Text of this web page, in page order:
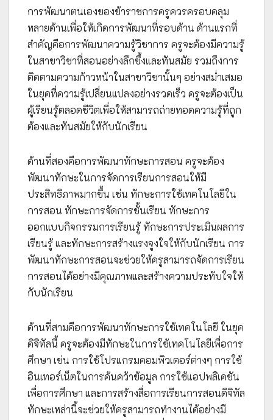
การพัฒนาตนเองของข้าราชการครูควรครอบคลุม
หลายด้านเพื่อให้เกิดการพัฒนาที่รอบด้าน ด้านแรกที่
สำคัญคือการพัฒนาความรู้วิชาการ ครูจะต้องมีความรู้
ในสาขาวิชาที่สอนอย่างลึกซึ้งและทันสมัย รวมถึงการ
ติดตามความก้าวหน้าในสาขาวิชานั้นๆ อย่างสม่ำเสมอ
ในยุคที่ความรู้เปลี่ยนแปลงอย่างรวดเร็ว ครูจะต้องเป็น
ผู้เรียนรู้ตลอดชีวิตเพื่อให้สามารถถ่ายทอดความรู้ที่ถูก
ต้องและทันสมัยให้กับนักเรียน
ด้านที่สองคือการพัฒนาทักษะการสอน ครูจะต้อง
พัฒนาทักษะในการจัดการเรียนการสอนให้มี
ประสิทธิภาพมากขึ้น เช่น ทักษะการใช้เทคโนโลยีใน
การสอน ทักษะการจัดการชั้นเรียน ทักษะการ
ออกแบบกิจกรรมการเรียนรู้ ทักษะการประเมินผลการ
เรียนรู้ และทักษะการสร้างแรงจูงใจให้กับนักเรียน การ
พัฒนาทักษะการสอนจะช่วยให้ครูสามารถจัดการเรียน
การสอนได้อย่างมีคุณภาพและสร้างความประทับใจให้
กับนักเรียน
ด้านที่สามคือการพัฒนาทักษะการใช้เทคโนโลยี ในยุค
ดิจิทัลนี้ ครูจะต้องมีทักษะในการใช้เทคโนโลยีเพื่อการ
ศึกษา เช่น การใช้โปรแกรมคอมพิวเตอร์ต่างๆ การใช้
อินเทอร์เน็ตในการค้นคว้าข้อมูล การใช้แอปพลิเคชัน
เพื่อการศึกษา และการสร้างสื่อการเรียนการสอนดิจิทัล
ทักษะเหล่านี้จะช่วยให้ครูสามารถทำงานได้อย่างมี